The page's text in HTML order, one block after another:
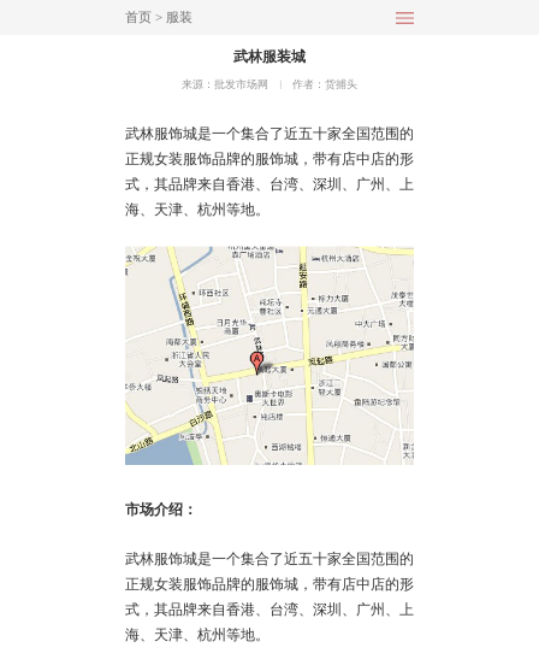
首页> 服装
武林服装城
来源：批发市场网 作者：货捕头
武林服饰城是一个集合了近五十家全国范围的
正规女装服饰品牌的服饰城，带有店中店的形
式，其品牌来自香港、台湾、 深圳 广州
上
海、 天津、 杭州等地。
市场介绍：
武林服饰城是一个集合了近五十家全国范围的
正规女装服饰品牌的服饰城，带有店中店的形
式，其品牌来自香港、台湾、深圳、广州、上
海、天津、杭州等地。